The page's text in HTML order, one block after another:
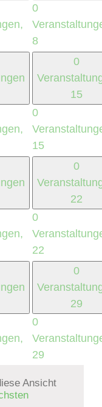
0
8
0
15
0
15
0
22
0
22
0
29
0
29
Ansicht